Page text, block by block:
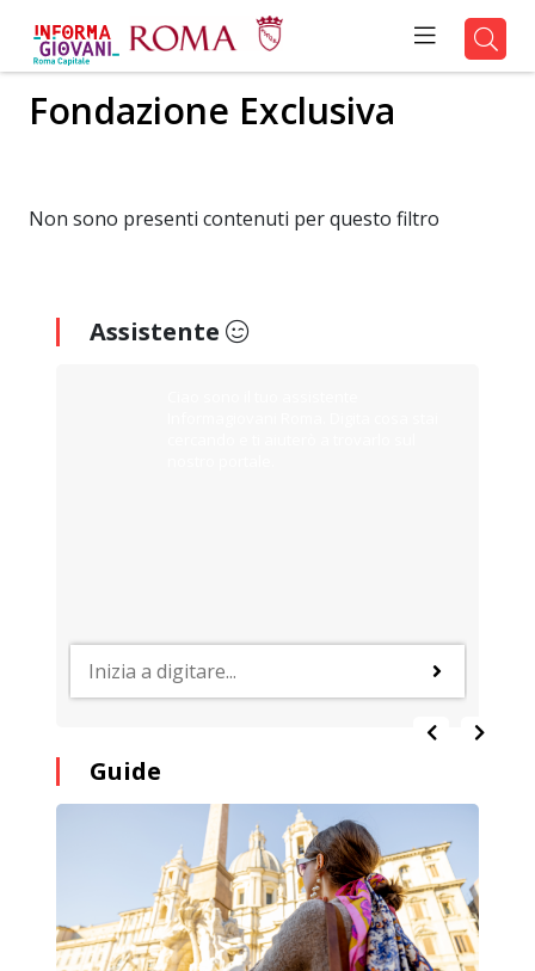
Fondazione Exclusiva
Non sono presenti contenuti per questo filtro
Assistente
Guide